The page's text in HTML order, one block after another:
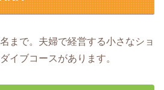
まで。夫婦で経営する小さなショ
イブコースがあります。